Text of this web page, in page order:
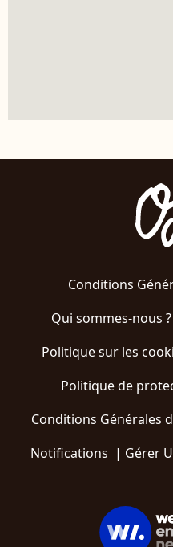
Conditions
Qui sommes-nous ?
Politique sur les
Politique de
Conditions Générales
Notifications | Gérer